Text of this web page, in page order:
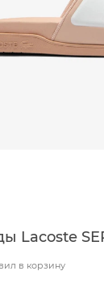
Lacoste
в корзину